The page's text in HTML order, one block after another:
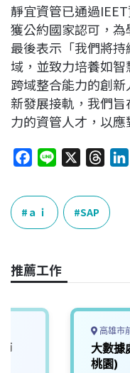
靜宜資管已通過
獲公約國家認可，
最後表示「我們將
域，並致力培養如
跨域整合能力的創
新發展接軌，我們
力的資管人才，以應
c
e
b
o
k
e
e
ａｉ SAP
推薦工作
高雄市
大數據
桃園)